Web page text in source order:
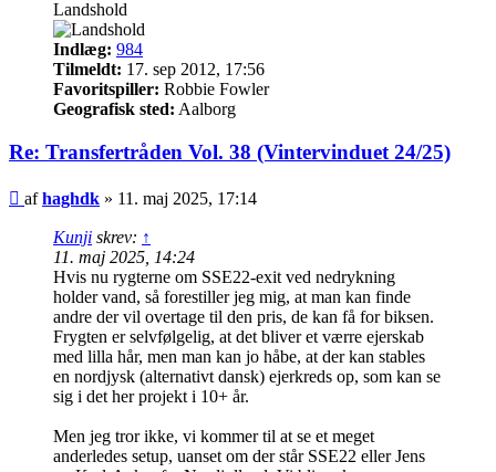
Landshold
Indlæg: 984
Tilmeldt: 17. sep 2012, 17:56
Favoritspiller: Robbie Fowler
Geografisk sted: Aalborg
Re: Transfertråden Vol. 38 (Vintervinduet 24/25)
Indlæg
afhaghdk » 11. maj 2025, 17:14
Kunji skrev: ↑
11. maj 2025, 14:24
Hvis nu rygterne om SSE22-exit ved nedrykning
holder vand, så forestiller jeg mig, at man kan finde
andre der vil overtage til den pris, de kan få for biksen.
Frygten er selvfølgelig, at det bliver et værre ejerskab
med lilla hår, men man kan jo håbe, at der kan stables
en nordjysk (alternativt dansk) ejerkreds op, som kan se
sig i det her projekt i 10+ år.
Men jeg tror ikke, vi kommer til at se et meget
anderledes setup, uanset om der står SSE22 eller Jens